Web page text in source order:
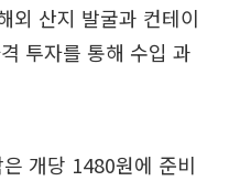
외 산지 발굴과 컨테이
투자를 통해 수입 과
개당 1480원에 준비